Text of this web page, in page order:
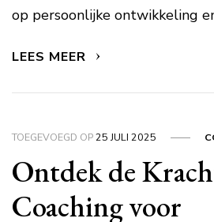
op persoonlijke ontwikkeling
LEES MEER
TOEGEVOEGD OP25 JULI 2025
Ontdek de
Coaching voor